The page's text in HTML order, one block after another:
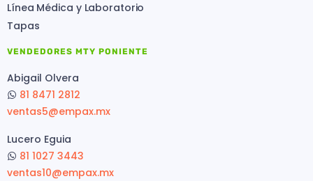
Línea Médica y Laboratorio
Tapas
VENDEDORES MTY PONIENTE
Abigail Olvera
81 8471 2812
ventas5@empax.mx
Lucero Eguia
81 1027 3443
ventas10@empax.mx